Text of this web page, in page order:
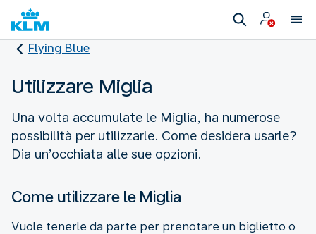
Flying Blue
Utilizzare Miglia
Una volta accumulate le Miglia, ha numerose
possibilità per utilizzarle. Come desidera usarle?
Dia un’occhiata alle sue opzioni.
Come utilizzare le Miglia
Vuole tenerle da parte per prenotare un biglietto o